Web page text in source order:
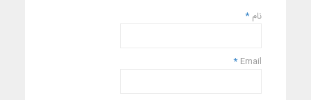
نام *
Email
*